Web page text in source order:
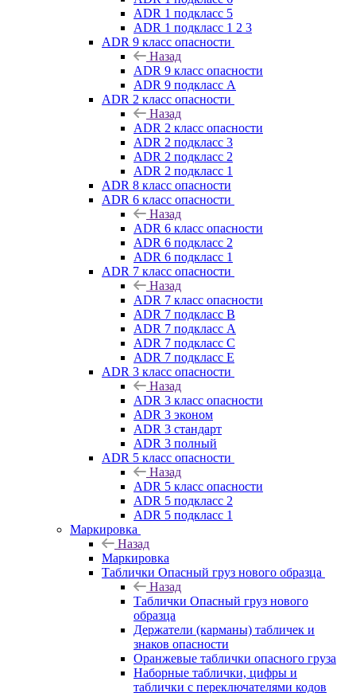
ADR 1 подкласс 5
ADR 1 подкласс 1 2 3
ADR 9 класс опасности
Назад
ADR 9 класс опасности
ADR 9 подкласс A
ADR 2 класс опасности
Назад
ADR 2 класс опасности
ADR 2 подкласс 3
ADR 2 подкласс 2
ADR 2 подкласс 1
ADR 8 класс опасности
ADR 6 класс опасности
Назад
ADR 6 класс опасности
ADR 6 подкласс 2
ADR 6 подкласс 1
ADR 7 класс опасности
Назад
ADR 7 класс опасности
ADR 7 подкласс B
ADR 7 подкласс A
ADR 7 подкласс C
ADR 7 подкласс E
ADR 3 класс опасности
Назад
ADR 3 класс опасности
ADR 3 эконом
ADR 3 стандарт
ADR 3 полный
ADR 5 класс опасности
Назад
ADR 5 класс опасности
ADR 5 подкласс 2
ADR 5 подкласс 1
Маркировка
Назад
Маркировка
Таблички Опасный груз нового образца
Назад
Таблички Опасный груз нового
образца
Держатели (карманы) табличек и
знаков опасности
Оранжевые таблички опасного груза
Наборные таблички, цифры и
таблички с переключателями кодов